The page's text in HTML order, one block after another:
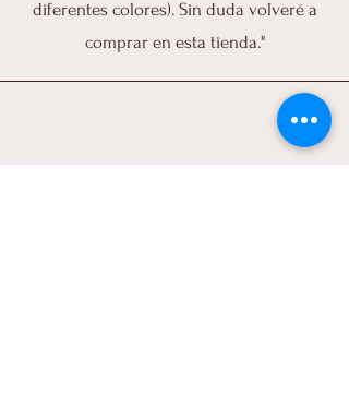
diferentes colores). Sin duda volveré a
comprar en esta tienda."